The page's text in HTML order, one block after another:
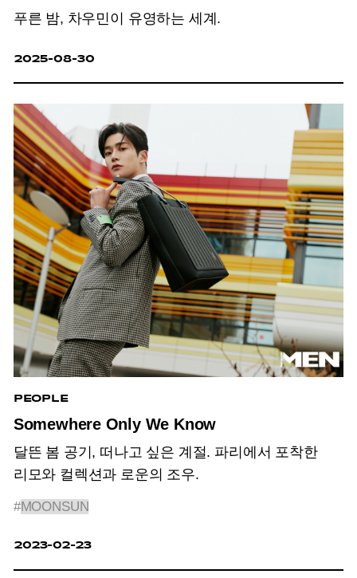
푸른 밤, 차우민이 유영하는 세계.
2025-08-30
PEOPLE
Somewhere Only We Know
달뜬 봄 공기, 떠나고 싶은 계절. 파리에서 포착한
리모와 컬렉션과 로운의 조우.
#MOONSUN
2023-02-23